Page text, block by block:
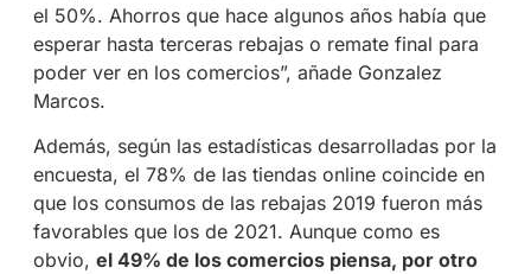
el 50%. Ahorros que hace algunos años había que
esperar hasta terceras rebajas o remate final para
poder ver en los comercios”, añade Gonzalez
Marcos.
Además, según las estadísticas desarrolladas por la
encuesta, el 78% de las tiendas online coincide en
que los consumos de las rebajas 2019 fueron más
favorables que los de 2021. Aunque como es
obvio, el 49% de los comercios piensa, por otro